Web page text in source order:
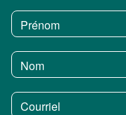
Prénom
Nom
Courriel